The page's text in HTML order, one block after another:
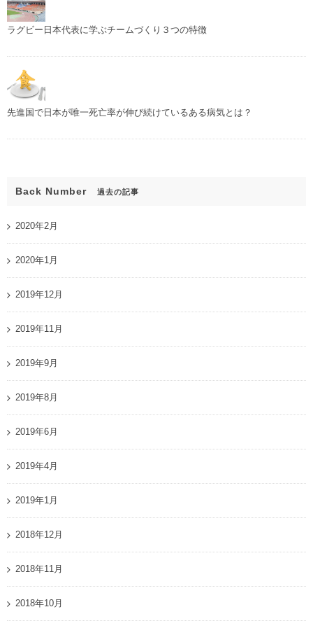
ラグビー日本代表に学ぶチームづくり３つの特徴
先進国で日本が唯一死亡率が伸び続けているある病気とは？
Back Number 過去の記事
2020年2月
2020年1月
2019年12月
2019年11月
2019年9月
2019年8月
2019年6月
2019年4月
2019年1月
2018年12月
2018年11月
2018年10月